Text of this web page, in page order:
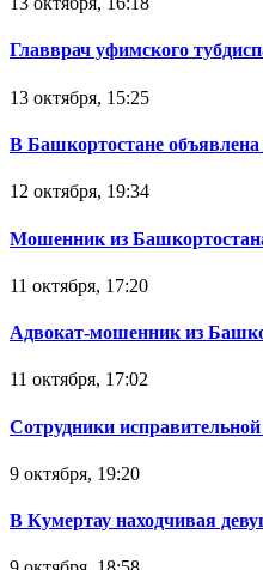
Главврач уфимского
13 октября, 15:25
В Башкортостане
12 октября, 19:34
Мошенник из
11 октября, 17:20
Адвокат-мошенник из
11 октября, 17:02
Сотрудники
9 октября, 19:20
В Кумертау находчивая